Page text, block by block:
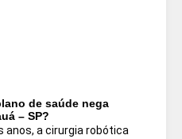
de saúde nega
– SP?
anos, a cirurgia robótica